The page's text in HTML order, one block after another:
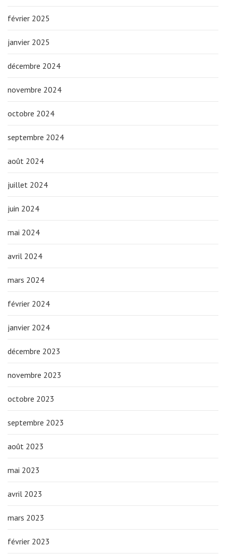
février 2025
janvier 2025
décembre 2024
novembre 2024
octobre 2024
septembre 2024
août 2024
juillet 2024
juin 2024
mai 2024
avril 2024
mars 2024
février 2024
janvier 2024
décembre 2023
novembre 2023
octobre 2023
septembre 2023
août 2023
mai 2023
avril 2023
mars 2023
février 2023